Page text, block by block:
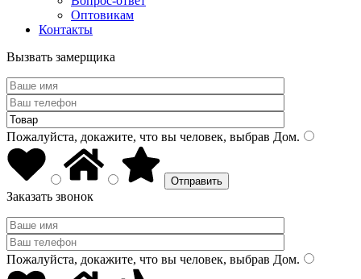
Оптовикам
Контакты
Вызвать замерщика
Пожалуйста, докажите, что вы человек, выбрав Дом.
Заказать звонок
Пожалуйста, докажите, что вы человек, выбрав Дом.